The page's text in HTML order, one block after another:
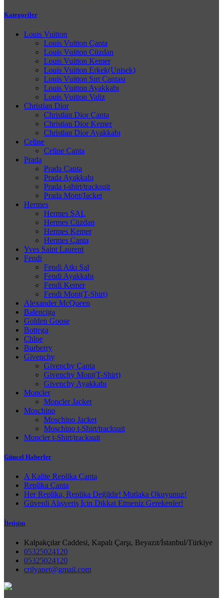
Kategoriler
Louis Vuitton
Louis Vuitton Çanta
Louis Vuitton Cüzdan
Louis Vuitton Kemer
Louis Vuitton Erkek(Unisek)
Louis Vuitton Sırt Çantası
Louis Vuitton Ayakkabı
Louis Vuitton Valiz
Christian Dior
Christian Dior Çanta
Christian Dior Kemer
Christian Dior Ayakkabı
Celine
Celine Çanta
Prada
Prada Çanta
Prada Ayakkabı
Prada t-shirt/tracksuit
Prada Mont/Jacket
Hermes
Hermes ŞAL
Hermes Cüzdan
Hermes Kemer
Hermes Çanta
Yves Saint Laurent
Fendi
Fendi Atkı Şal
Fendi Ayakkabı
Fendi Kemer
Fendi Mont(T-Shirt)
Alexander McQueen
Balenciga
Golden Goose
Bottega
Chloe
Burberry
Givenchy
Givenchy Çanta
Givenchy Mont(T-Shirt)
Givenchy Ayakkabı
Moncler
Moncler Jacket
Moschino
Moschino Jacket
Moschino t-Shirt/tracksuit
Moncler t-Shirt/tracksuit
Güncel Haberler
A Kalite Replika Çanta
Replika Çanta
Her Replika, Replika Değildir! Mutlaka Okuyunuz!
Güvenli Alışveriş İçin Dikkat Etmeniz Gerekenler!
İletişim
Kalpakçılar Caddesi, Kapalı Çarşı, Beyazıt/İstanbul/Türkiye
05325024120
05325024120
crilyanet@gmail.com